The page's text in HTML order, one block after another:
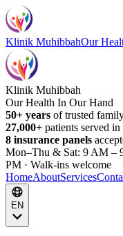
Klinik MuhibbahOur
Klinik Muhibbah
Our Health In Our Hand
50+ years of trusted
27,000+ patients served in
8 insurance panels
Mon–Thu & Sat: 9 AM –
PM · Walk-ins welcome
HomeAboutServices
EN